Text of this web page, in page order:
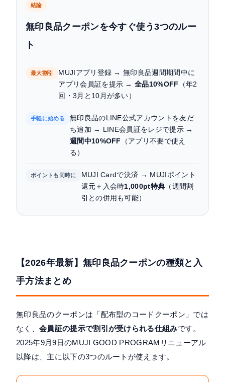
得に買う方法
注意！無印良品クーポン活用でやりがちな失敗
まとめ：無印良品クーポンの賢い使い方
結論
無印良品クーポンを今すぐ使う3つのルー
ト
最大割引
MUJIアプリ登録 → 無印良品週間期間中に
アプリ会員証を提示 →全品10%OFF
（年2
回・3月と10月が多い）
手軽に始める
無印良品のLINE公式アカウントを友だ
ち追加 → LINE会員証をレジで提示 →
週間中10%OFF
（アプリ不要で使え
る）
ポイントも同時に
MUJI Cardで決済 → MUJIポイント
還元＋入会時1,000pt特典 （週間割
引との併用も可能）
【2026年最新】無印良品クーポンの種類と入
手方法まとめ
無印良品のクーポンは「配布型のコードクーポン」では
なく、 会員証の提示で割引が受けられる仕組みです。
2025年9月9日のMUJI GOOD PROGRAMリニューアル
以降は、主に以下の3つのルートが使えます。